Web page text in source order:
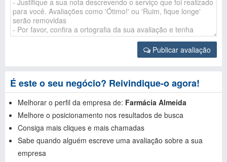
Publicar avaliação
É este o seu negócio? Reivindique-o agora!
Melhorar o perfil da empresa de: Farmácia Almeida
Melhore o posicionamento nos resultados de busca
Consiga mais cliques e mais chamadas
Sabe quando alguém escreve uma avaliação sobre a sua
empresa